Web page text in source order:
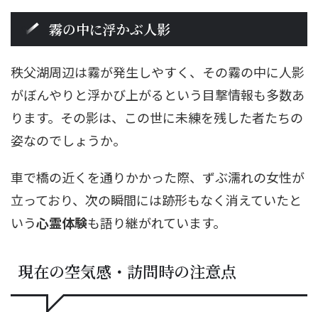
霧の中に浮かぶ人影
秩父湖周辺は霧が発生しやすく、その霧の中に人影
がぼんやりと浮かび上がるという目撃情報も多数あ
ります。その影は、この世に未練を残した者たちの
姿なのでしょうか。
車で橋の近くを通りかかった際、ずぶ濡れの女性が
立っており、次の瞬間には跡形もなく消えていたと
いう心霊体験も語り継がれています。
現在の空気感・訪問時の注意点